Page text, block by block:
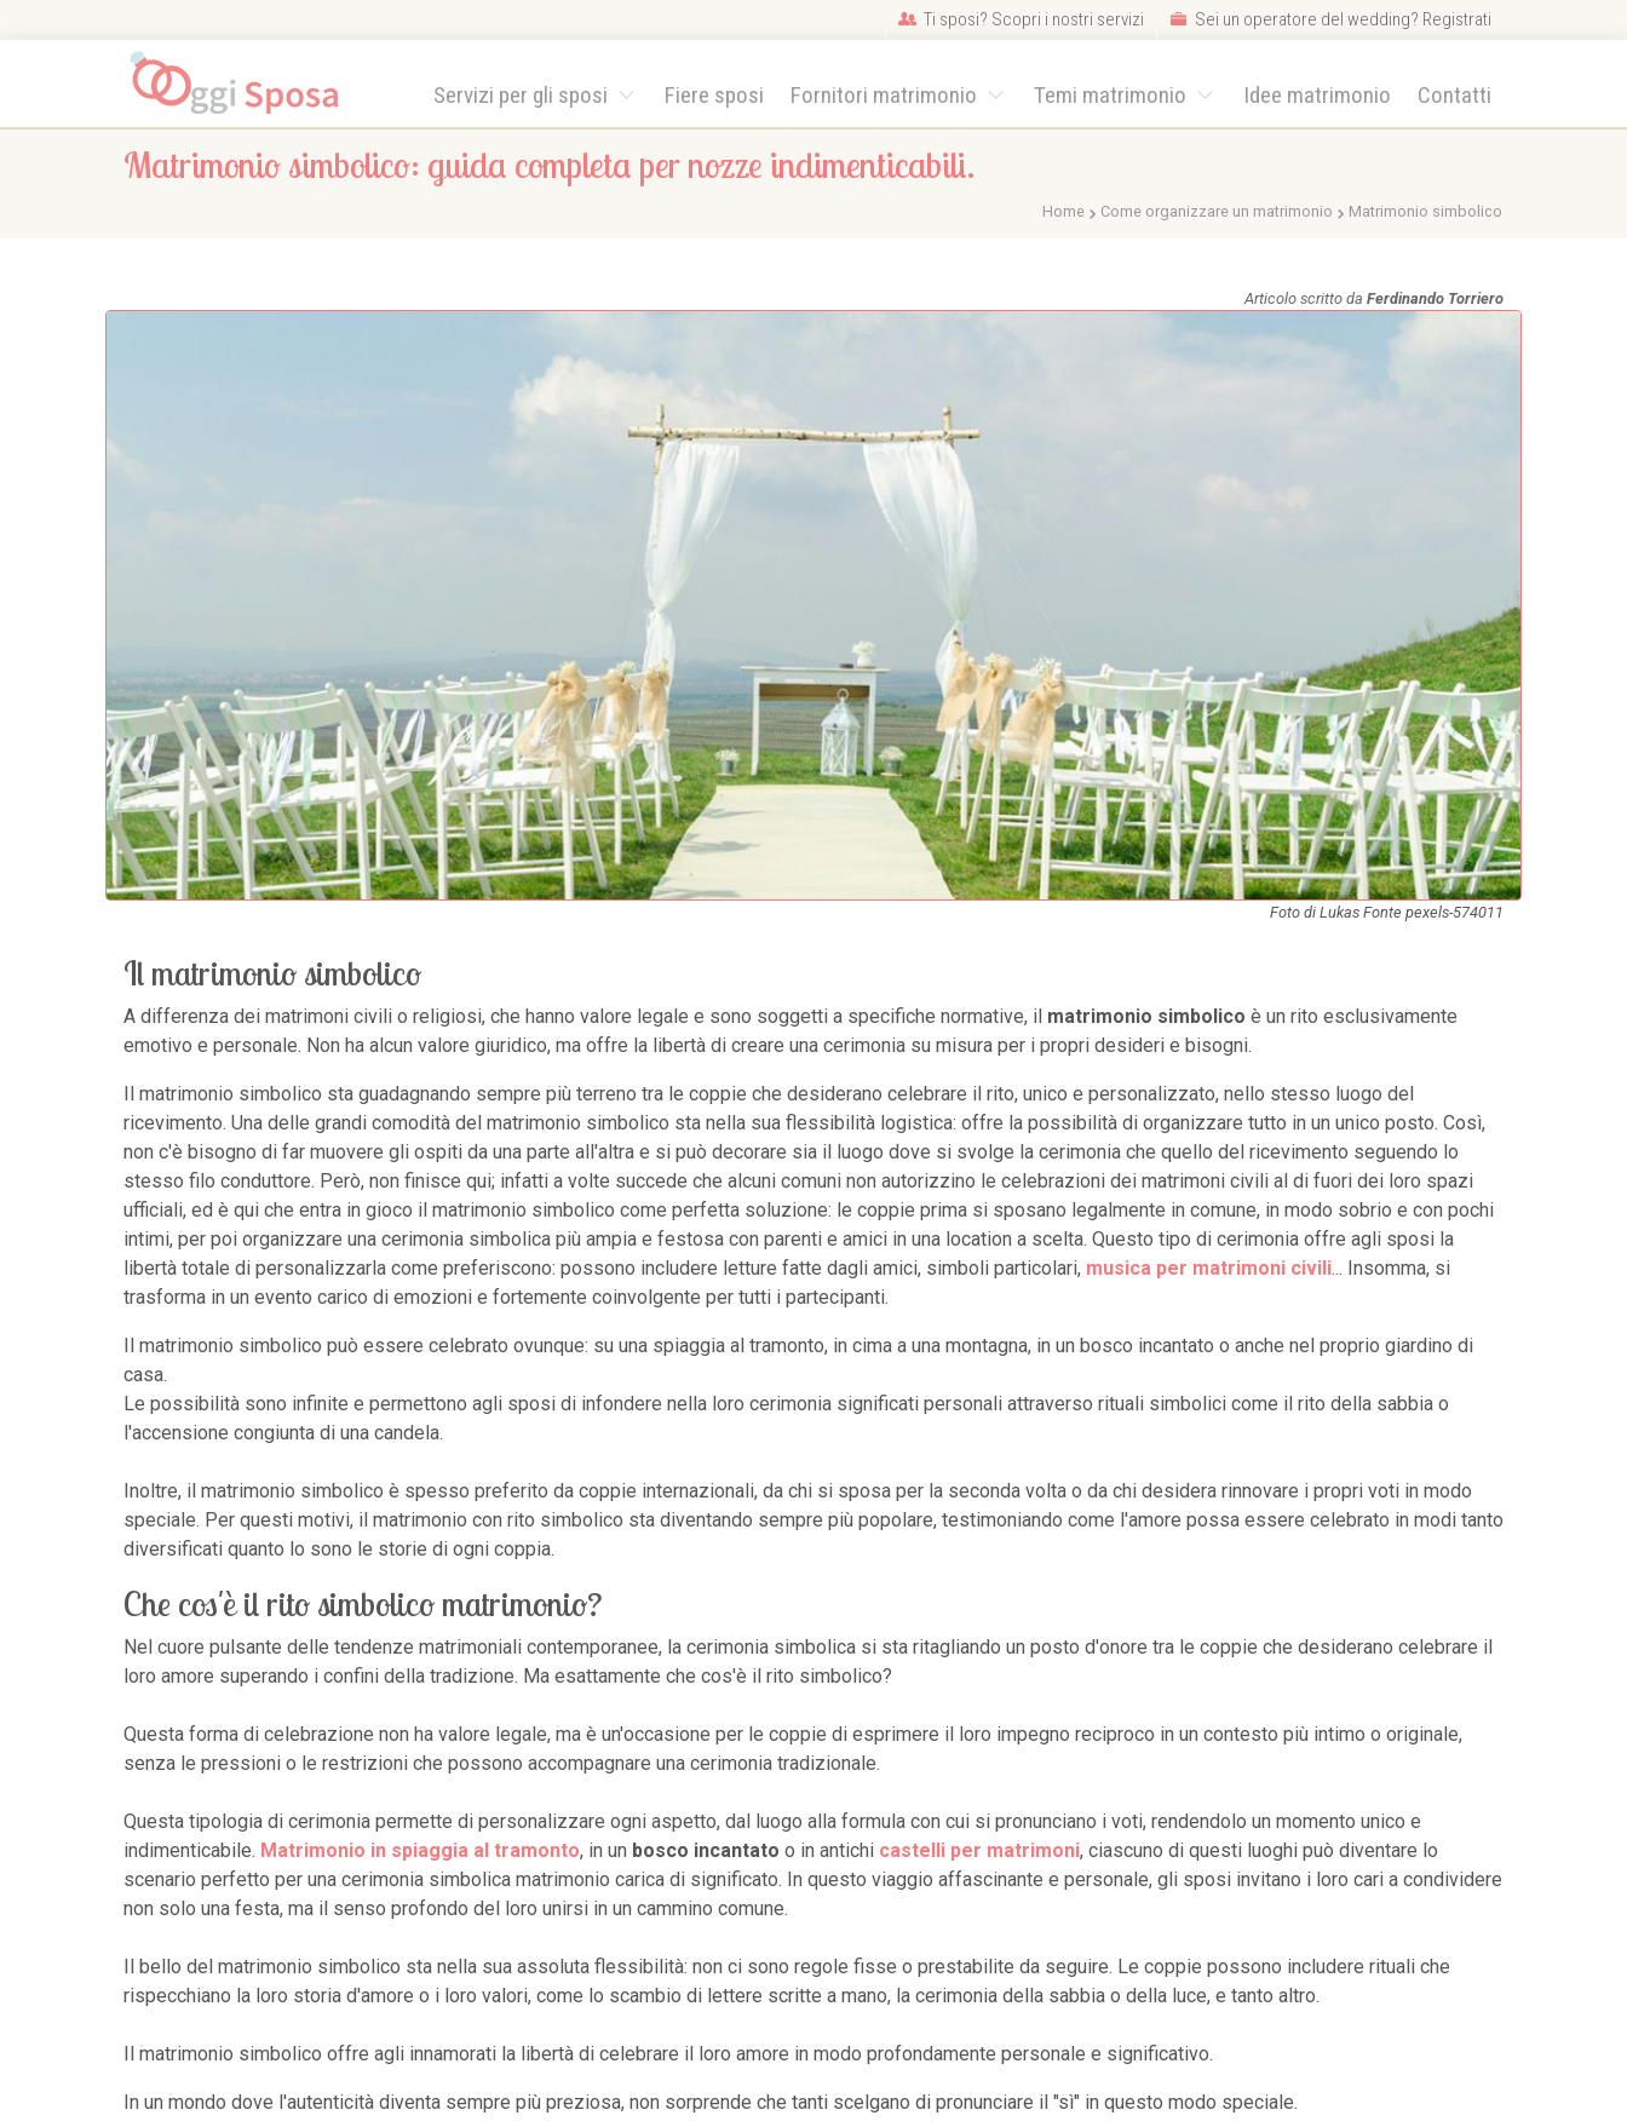
Ti sposi? Scopri i nostri servizi Sei un operatore del wedding? Registrati
Servizi per gli sposi Fiere sposi Fornitori matrimonio Temi matrimonio Idee matrimonio Contatti
Matrimonio simbolico: guida completa per nozze indimenticabili.
Home Come organizzare un matrimonio Matrimonio simbolico
Articolo scritto da Ferdinando Torriero
Foto di Lukas Fonte pexels-574011
Il matrimonio simbolico
A differenza dei matrimoni civili o religiosi, che hanno valore legale e sono soggetti a specifiche normative, il matrimonio simbolico è un rito esclusivamente
emotivo e personale. Non ha alcun valore giuridico, ma offre la libertà di creare una cerimonia su misura per i propri desideri e bisogni.
Il matrimonio simbolico sta guadagnando sempre più terreno tra le coppie che desiderano celebrare il rito, unico e personalizzato, nello stesso luogo del
ricevimento. Una delle grandi comodità del matrimonio simbolico sta nella sua flessibilità logistica: offre la possibilità di organizzare tutto in un unico posto. Così,
non c'è bisogno di far muovere gli ospiti da una parte all'altra e si può decorare sia il luogo dove si svolge la cerimonia che quello del ricevimento seguendo lo
stesso filo conduttore. Però, non finisce qui; infatti a volte succede che alcuni comuni non autorizzino le celebrazioni dei matrimoni civili al di fuori dei loro spazi
ufficiali, ed è qui che entra in gioco il matrimonio simbolico come perfetta soluzione: le coppie prima si sposano legalmente in comune, in modo sobrio e con pochi
intimi, per poi organizzare una cerimonia simbolica più ampia e festosa con parenti e amici in una location a scelta. Questo tipo di cerimonia offre agli sposi la
libertà totale di personalizzarla come preferiscono: possono includere letture fatte dagli amici, simboli particolari, musica per matrimoni civili... Insomma, si
trasforma in un evento carico di emozioni e fortemente coinvolgente per tutti i partecipanti.
Il matrimonio simbolico può essere celebrato ovunque: su una spiaggia al tramonto, in cima a una montagna, in un bosco incantato o anche nel proprio giardino di
casa.
Le possibilità sono infinite e permettono agli sposi di infondere nella loro cerimonia significati personali attraverso rituali simbolici come il rito della sabbia o
l'accensione congiunta di una candela.
Inoltre, il matrimonio simbolico è spesso preferito da coppie internazionali, da chi si sposa per la seconda volta o da chi desidera rinnovare i propri voti in modo
speciale. Per questi motivi, il matrimonio con rito simbolico sta diventando sempre più popolare, testimoniando come l'amore possa essere celebrato in modi tanto
diversificati quanto lo sono le storie di ogni coppia.
Che cos'è il rito simbolico matrimonio?
Nel cuore pulsante delle tendenze matrimoniali contemporanee, la cerimonia simbolica si sta ritagliando un posto d'onore tra le coppie che desiderano celebrare il
loro amore superando i confini della tradizione. Ma esattamente che cos'è il rito simbolico?
Questa forma di celebrazione non ha valore legale, ma è un'occasione per le coppie di esprimere il loro impegno reciproco in un contesto più intimo o originale,
senza le pressioni o le restrizioni che possono accompagnare una cerimonia tradizionale.
Questa tipologia di cerimonia permette di personalizzare ogni aspetto, dal luogo alla formula con cui si pronunciano i voti, rendendolo un momento unico e
indimenticabile. Matrimonio in spiaggia al tramonto, in un bosco incantato o in antichi castelli per matrimoni, ciascuno di questi luoghi può diventare lo
scenario perfetto per una cerimonia simbolica matrimonio carica di significato. In questo viaggio affascinante e personale, gli sposi invitano i loro cari a condividere
non solo una festa, ma il senso profondo del loro unirsi in un cammino comune.
Il bello del matrimonio simbolico sta nella sua assoluta flessibilità: non ci sono regole fisse o prestabilite da seguire. Le coppie possono includere rituali che
rispecchiano la loro storia d'amore o i loro valori, come lo scambio di lettere scritte a mano, la cerimonia della sabbia o della luce, e tanto altro.
Il matrimonio simbolico offre agli innamorati la libertà di celebrare il loro amore in modo profondamente personale e significativo.
In un mondo dove l'autenticità diventa sempre più preziosa, non sorprende che tanti scelgano di pronunciare il "sì" in questo modo speciale.